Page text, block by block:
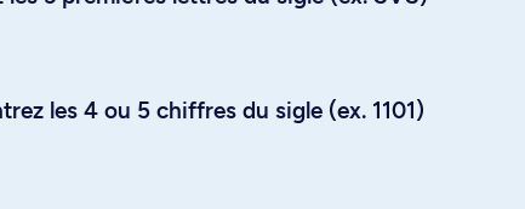
les 4 ou 5 chiffres du sigle (ex. 1101)